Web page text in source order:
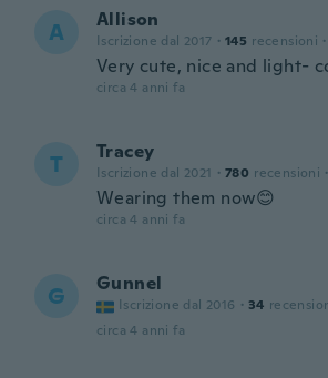
A Allison
Iscrizione dal 2017 · 145 recensioni ·
Very cute, nice and light-
circa 4 anni fa
T Tracey
Iscrizione dal 2021 · 780 recensioni ·
Wearing them now😊
circa 4 anni fa
G Gunnel
Iscrizione dal 2016 · 34
circa 4 anni fa